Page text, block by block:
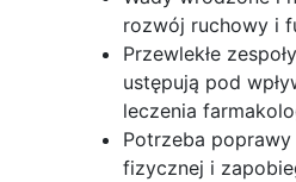
rozwój ruchowy i
Przewlekłe
ustępują pod
leczenia
Potrzeba
fizycznej i